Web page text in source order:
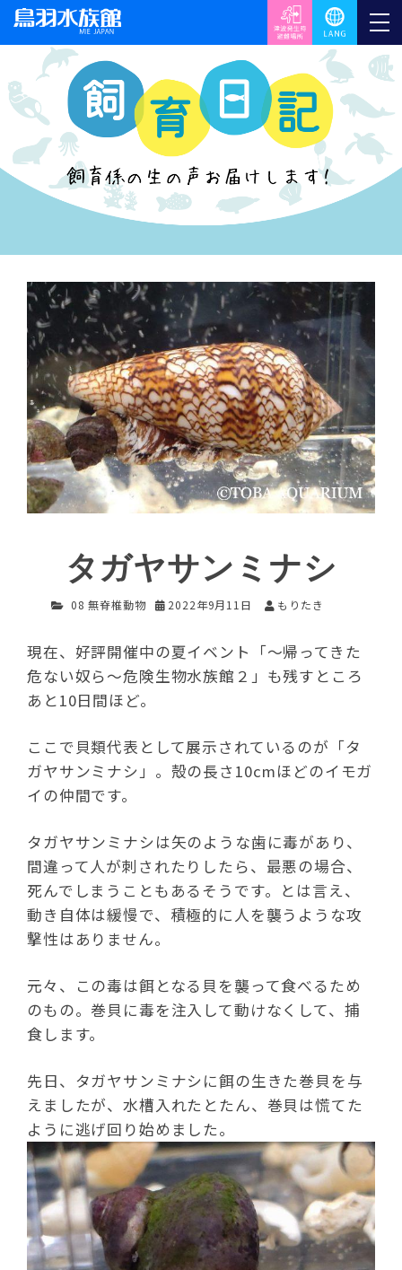
タガヤサンミナシ
08 無脊椎動物 2022年9月11日 もりたき
現在、好評開催中の夏イベント「～帰ってきた
危ない奴ら～危険生物水族館２」も残すところ
あと10日間ほど。
ここで貝類代表として展示されているのが「タ
ガヤサンミナシ」。殻の長さ10cmほどのイモガ
イの仲間です。
タガヤサンミナシは矢のような歯に毒があり、
間違って人が刺されたりしたら、最悪の場合、
死んでしまうこともあるそうです。とは言え、
動き自体は緩慢で、積極的に人を襲うような攻
撃性はありません。
元々、この毒は餌となる貝を襲って食べるため
のもの。巻貝に毒を注入して動けなくして、捕
食します。
先日、タガヤサンミナシに餌の生きた巻貝を与
えましたが、水槽入れたとたん、巻貝は慌てた
ように逃げ回り始めました。